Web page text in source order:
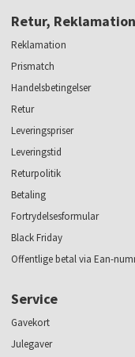
Retur,
Reklamation
Prismatch
Handelsbetingelser
Retur
Leveringspriser
Leveringstid
Returpolitik
Betaling
Fortrydelsesformular
Black Friday
Offentlige betal via Ean-
Service
Gavekort
Julegaver